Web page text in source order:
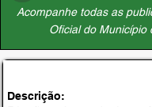
Acompanhe todas as
Oficial do Município
Descrição: